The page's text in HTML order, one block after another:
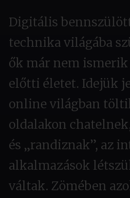
Digitális
technika világába
ők már nem
előtti életet. Idejük
online világban
oldalakon
és „randiznak”, az
alkalmazások
váltak. Zömében